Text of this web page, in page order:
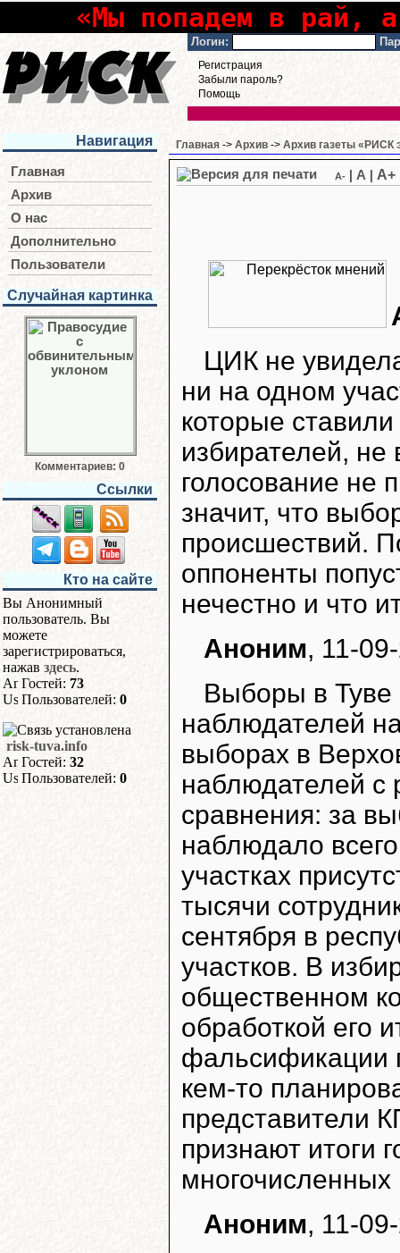
«Мы попадем в рай,
Логин:
Регистрация
Забыли пароль?
Помощь
Навигация
Главная
Архив
О нас
Дополнительно
Пользователи
Случайная картинка
Комментариев: 0
Ссылки
Кто на сайте
Вы Анонимный
пользователь. Вы
можете
зарегистрироваться,
нажав здесь.
Гостей: 73
Пользователей: 0
risk-tuva.info
Гостей: 32
Пользователей: 0
Главная -> Архив -> Архив газеты «РИСК
A- A A+
ЦИК не
ни на одном
которые
избирателей,
голосование не
значит, что
происшествий.
оппоненты
нечестно и что
Аноним, 11-
Выборы в Туве
наблюдателей
выборах в
наблюдателей с
сравнения: за
наблюдало
участках
тысячи
сентября в
участков. В
общественном
обработкой его
фальсификации
кем-то
представители
признают итоги
Аноним, 11-